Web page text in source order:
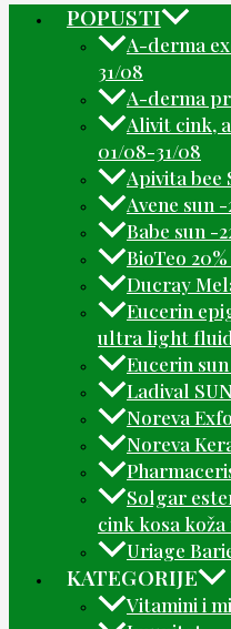
POPUSTI
A-derma
31/08
A-derma
Alivit cink,
01/08-31/08
Apivita bee
Avene sun
Babe sun -
BioTeo
Ducray
Eucerin
ultra light
Eucerin
Ladival
Noreva
Noreva
Solgar
cink kosa
Uriage
KATEGORIJE
Vitamini i